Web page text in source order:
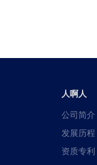
人啊人
公司简介
发展历程
资质专利